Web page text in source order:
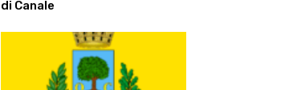
di Canale